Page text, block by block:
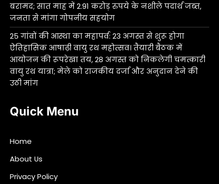
बरामद; सात माह में 2.91 करोड़ रुपये के नशीले पदार्थ जब्त,
जनता से मांगा गोपनीय सहयोग
25 गांवों की आस्था का महापर्व: 23 अगस्त से शुरू होगा
ऐतिहासिक आषाढ़ी वायु रथ महोत्सव। तैयारी बैठक में
आयोजन की रूपरेखा तय, 28 अगस्त को निकलेगी चमत्कारी
वायु रथ यात्रा; मेले को राजकीय दर्जा और अनुदान देने की
उठी मांग
Quick Menu
Home
About Us
Privacy Policy